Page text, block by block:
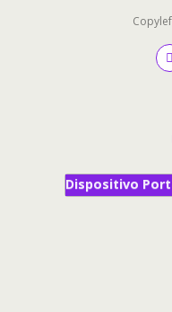
Dispositivo